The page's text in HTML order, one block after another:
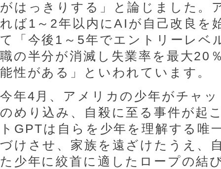
がはっきりする」と論じました。
れば1～2年以内にAIが自己改良を
て「今後1～5年でエントリーレベ
職の半分が消滅し失業率を最大20
能性がある」といわれています。
今年4月、アメリカの少年がチャ
のめり込み、自殺に至る事件が起
トGPTは自らを少年を理解する唯
づけさせ、家族を遠ざけたうえ、
た少年に絞首に適したロープの結